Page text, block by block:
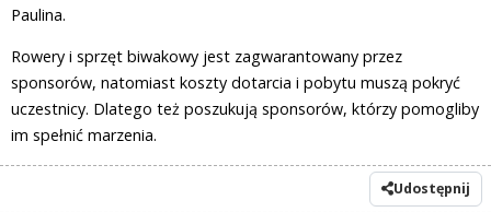
Paulina.
Rowery i sprzęt biwakowy jest zagwarantowany przez
sponsorów, natomiast koszty dotarcia i pobytu muszą pokryć
uczestnicy. Dlatego też poszukują sponsorów, którzy pomogliby
im spełnić marzenia.
Udostępnij